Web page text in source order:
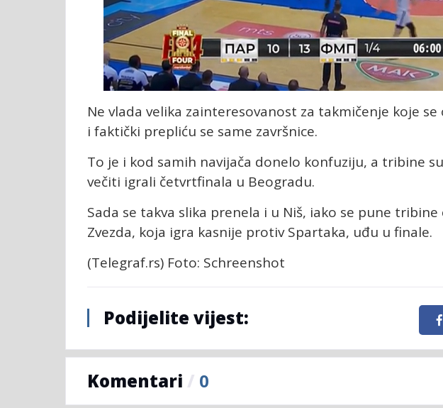
Ne vlada velika zainteresovanost za takmičenje koje
i faktički prepliću se same završnice.
To je i kod samih navijača donelo konfuziju, a tribine
večiti igrali četvrtfinala u Beogradu.
Sada se takva slika prenela i u Niš, iako se pune
Zvezda, koja igra kasnije protiv Spartaka, uđu u finale.
(Telegraf.rs) Foto: Schreenshot
Podijelite vijest:
Komentari / 0